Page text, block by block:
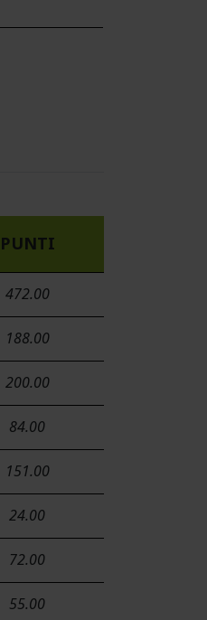
PUNTI
472.00
188.00
200.00
84.00
151.00
24.00
72.00
55.00